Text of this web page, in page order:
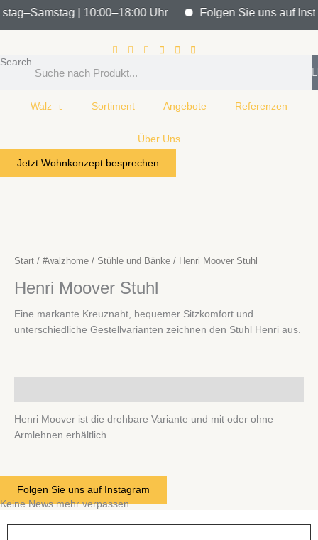
| 10:00–18:00 Uhr Folgen Sie uns auf
Zum
Search
Walz Sortiment Angebote Referenzen
Über Uns
Jetzt Wohnkonzept besprechen
Start / #walzhome / Stühle und Bänke / Henri Moover Stuhl
Henri Moover Stuhl
Eine markante Kreuznaht, bequemer Sitzkomfort und
unterschiedliche Gestellvarianten zeichnen den Stuhl Henri aus.
Henri Moover ist die drehbare Variante und mit oder ohne
Armlehnen erhältlich.
Folgen Sie uns auf Instagram
Keine News mehr verpassen